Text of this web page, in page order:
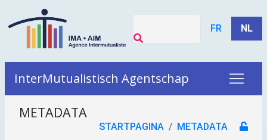
FR NL
InterMutualistisch Agentschap
METADATA
STARTPAGINA METADATA